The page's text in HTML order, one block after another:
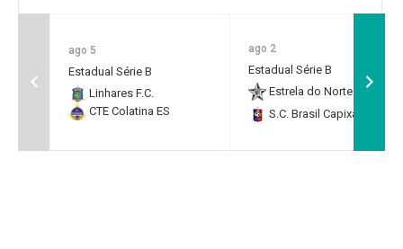
ago 5
Estadual Série B
Linhares F.C.
CTE Colatina ES
ago 2
Estadual Série B
Estrela do Norte F.C.
S.C. Brasil Capixaba